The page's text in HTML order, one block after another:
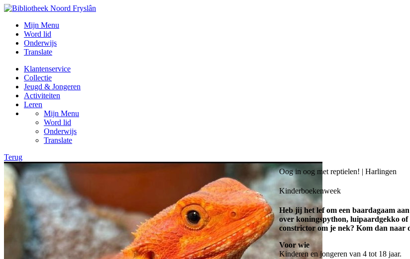
Mijn Menu
Word lid
Onderwijs
Translate
Klantenservice
Collectie
Jeugd & Jongeren
Activiteiten
Leren
Mijn Menu
Word lid
Onderwijs
Translate
Terug
Oog in oog met reptielen! | Harlingen
Kinderboekenweek
Heb jij het lef om een baardagaam
over koningspython, luipaardgekko of
constrictor om je nek? Kom dan
Voor wie
Kinderen en jongeren van 4 tot 18 jaar.